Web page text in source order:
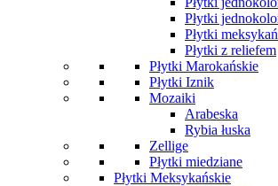
Płytki
Płytki
Płytki z reliefem
Płytki Marokańskie
Płytki Iznik
Mozaiki
Arabeska
Rybia łuska
Zellige
Płytki miedziane
Płytki Meksykańskie